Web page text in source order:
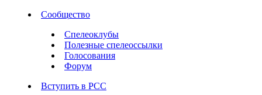
Сообщество
Спелеоклубы
Полезные спелеоссылки
Голосования
Форум
Вступить в РСС